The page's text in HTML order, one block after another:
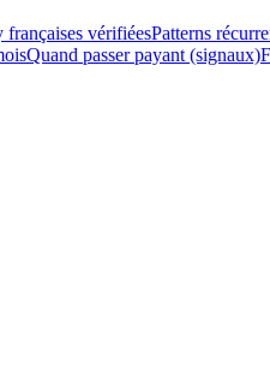
vérifiéesPatterns
Quand passer payant (signaux)